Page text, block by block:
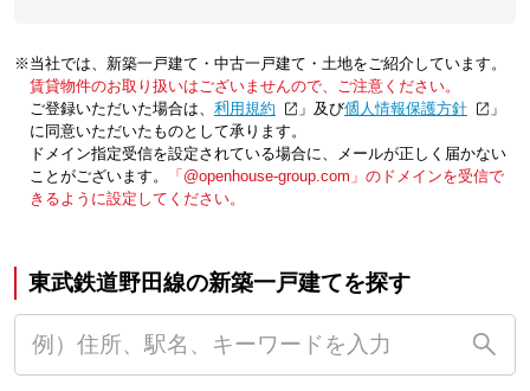
※当社では、新築一戸建て・中古一戸建て・土地をご紹介しています。
賃貸物件のお取り扱いはございませんので、ご注意ください。
ご登録いただいた場合は、「利用規約 」及び「個人情報保護方針
」
に同意いただいたものとして承ります。
ドメイン指定受信を設定されている場合に、メールが正しく届かない
ことがございます。
「@openhouse-group.com」のドメインを受信で
きるように設定してください。
東武鉄道野田線の新築一戸建てを探す